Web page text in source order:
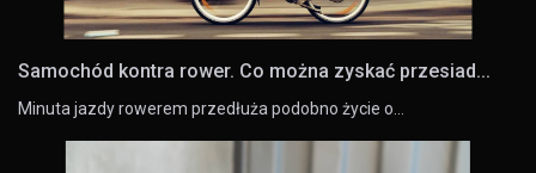
Samochód kontra rower. Co można zyskać przesiad...
Minuta jazdy rowerem przedłuża podobno życie o…